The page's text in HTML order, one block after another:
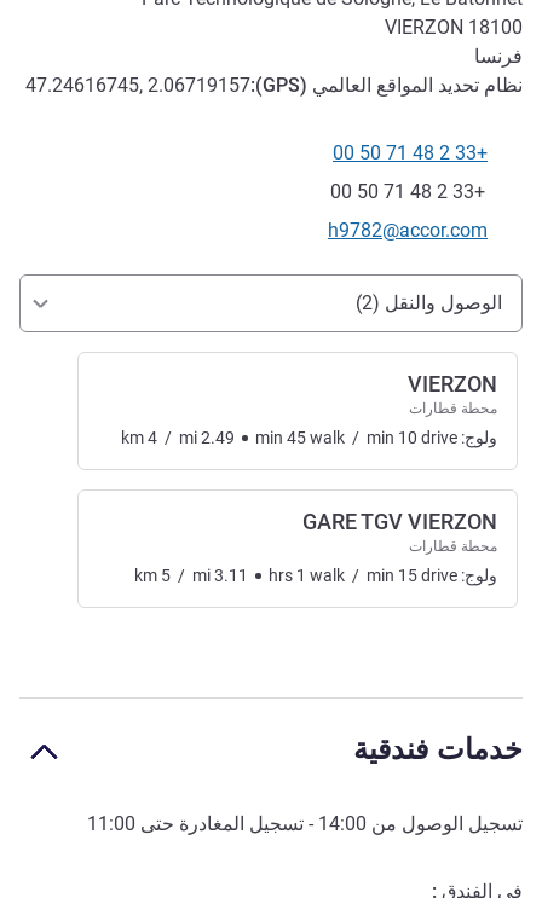
18100
VIERZON
فرنسا
نظام تحديد المواقع العالمي (GPS
):
47.24616745, 2.06719157
الهاتف
+33 2 48 71 50 00
فاكس
+33 2 48 71 50 00
تواصل معنا عبر البريد الإلكتروني
h9782@accor.com
الوصول والتنقل
الوصول والنقل (2)
VIERZON
محطة قطارات
ولوج: km4 / mi2.49 min 45walk / min 10 drive
GARE TGV VIERZON
محطة قطارات
ولوج: km 5 / mi3.11 hrs 1 walk / min 15drive
خدمات فندقية
تسجيل الوصول من 14:00 - تسجيل المغادرة حتى 11:00
في الفندق